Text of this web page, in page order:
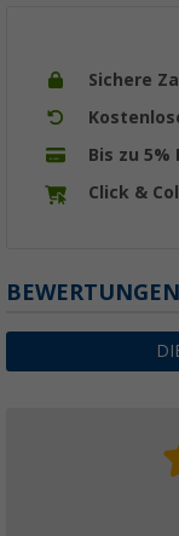
Sichere
Bis zu
Click &
BEWERTUNGEN